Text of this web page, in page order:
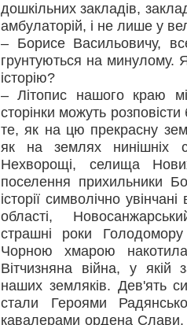
дошкільних закладів,
амбулаторій, і не лише у
– Борисе Васильовичу,
грунтуються на минулому.
історію?
– Літопис нашого краю
сторінки можуть
те, як на цю прекрасну
як на землях нинішніх
Нехворощі, селища
поселення прихильники
історії символічно
області,
страшні роки
Чорною хмарою
Вітчизняна війна, у якій
наших земляків. Дев'ять
стали Героями
кавалерами ордена Слави.